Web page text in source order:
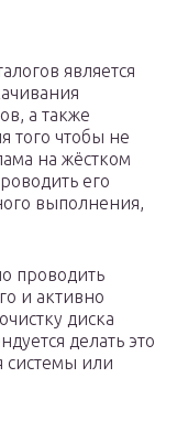
является
а также
того чтобы не
на жёстком
его
выполнения,
проводить
и активно
диска
делать это
системы или